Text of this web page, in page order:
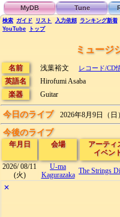
MyDB Tune
検索 ガイド リスト 入力依頼 ランキング新着
YouTube
トップ
ミュージ
名前 浅葉裕文 レコード/CD
英語名
Hirofumi Asaba
楽器
Guitar
今日のライブ 2026年8月9日（日）
今後のライブ
年月日 会場 アーティ
イベン
2026/08/11
(火)
U-ma
Kagurazaka The Strings
✕